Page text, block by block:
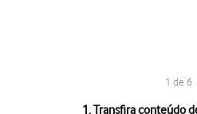
1 de 6
1. Transfira conteúdo